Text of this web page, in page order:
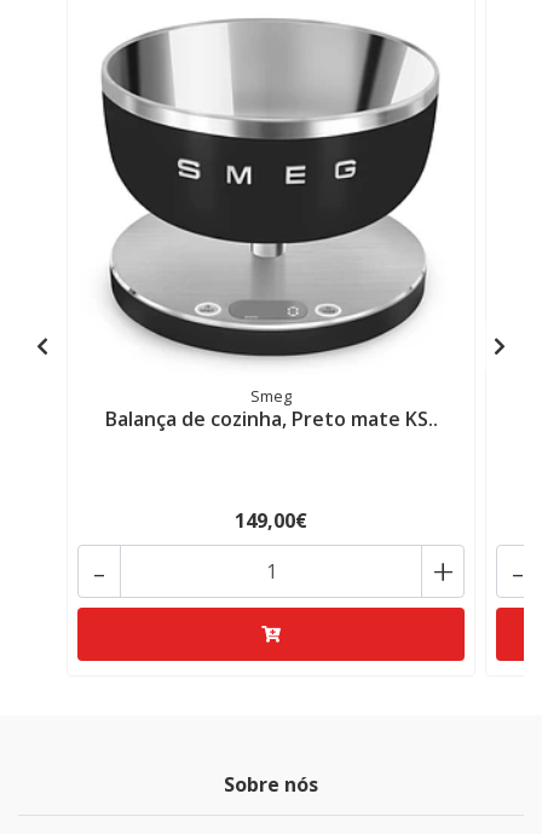
Smeg
Balança de cozinha, Preto mate KS..
149,00€
+
- -
Sobre nós